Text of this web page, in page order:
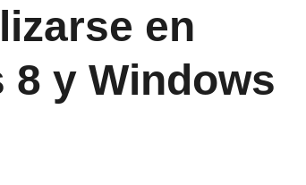
en
8 y Windows